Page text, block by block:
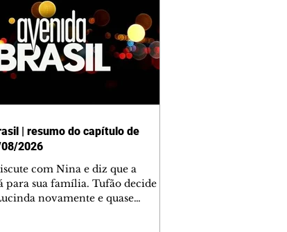
| resumo do capítulo de
2026
com Nina e diz que a
para sua família. Tufão decide
novamente e quase